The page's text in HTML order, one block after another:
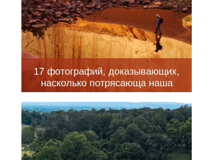
17 фотографий, доказывающих,
насколько потрясающа наша
планета